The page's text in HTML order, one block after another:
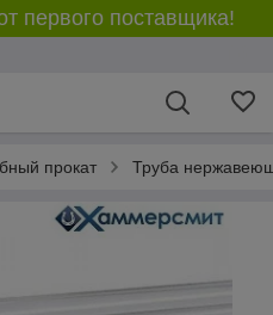
первого поставщика!
прокат Труба